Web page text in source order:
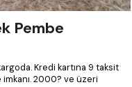
Pembe
Kredi kartına 9 taksit
2000? ve üzeri